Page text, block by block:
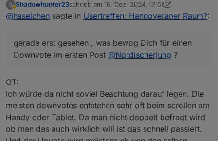
was die Jungs aus dem Raum Karlsruhe können,
können die Norddeutschen ja wohl auch
Samstag)
Ich weiß zwar noch nicht von allen Teilnehmenden
den Wohnort, habe aber mal geguckt, welche
Und, es ist nur ein Vorschlag
@ Marc-Berg
@ Samson71
@martinschm ?
gerade erst gesehen , was bewog Dich für einen
Downvote im ersten Post @Nordischerjung ?
S
Abwesend
Shadowhunter23schrieb am 16. Dez. 2024, 17:58
zuletzt editiert von Shadowhunter23
@haselchen sagte in Usertreffen: Hannoveraner Raum?:
gerade erst gesehen , was bewog Dich für einen
Downvote im ersten Post @Nordischerjung ?
OT:
Ich würde da nicht soviel Beachtung darauf legen. Die
meisten downvotes entstehen sehr oft beim scrollen am
Handy oder Tablet. Da man nicht doppelt befragt wird
ob man das auch wirklich will ist das schnell passiert.